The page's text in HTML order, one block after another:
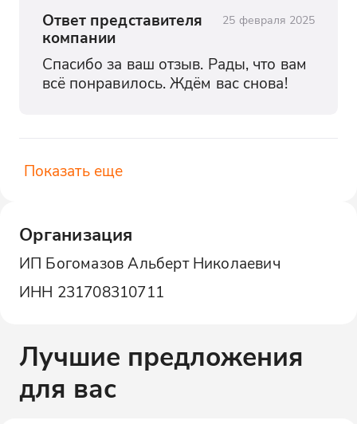
Ответ представителя
компании
25 февраля 2025
Спасибо за ваш отзыв. Рады, что вам
всё понравилось. Ждём вас снова!
Показать еще
Организация
ИП Богомазов Альберт Николаевич
ИНН 231708310711
Лучшие предложения
для вас